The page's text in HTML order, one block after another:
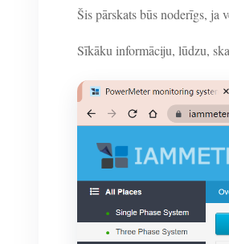
Šis pārskats būs noderīgs, ja
Sīkāku informāciju, lūdzu,